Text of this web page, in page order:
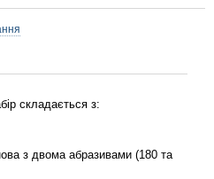
складається з:
з двома абразивами (180 та